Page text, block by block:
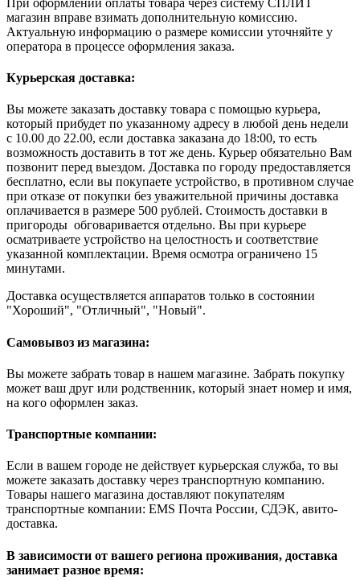
магазин вправе взимать дополнительную комиссию.
Актуальную информацию о размере комиссии уточняйте у
оператора в процессе оформления заказа.
Курьерская доставка:
Вы можете заказать доставку товара с помощью курьера,
который прибудет по указанному адресу в любой день недели
с 10.00 до 22.00, если доставка заказана до 18:00, то есть
возможность доставить в тот же день. Курьер обязательно Вам
позвонит перед выездом. Доставка по городу предоставляется
бесплатно, если вы покупаете устройство, в противном случае
при отказе от покупки без уважительной причины доставка
оплачивается в размере 500 рублей. Стоимость доставки в
пригороды обговаривается отдельно. Вы при курьере
осматриваете устройство на целостность и соответствие
указанной комплектации. Время осмотра ограничено 15
минутами.
Доставка осуществляется аппаратов только в состоянии
"Хороший", "Отличный", "Новый".
Самовывоз из магазина:
Вы можете забрать товар в нашем магазине. Забрать покупку
может ваш друг или родственник, который знает номер и имя,
на кого оформлен заказ.
Транспортные компании:
Если в вашем городе не действует курьерская служба, то вы
можете заказать доставку через транспортную компанию.
Товары нашего магазина доставляют покупателям
транспортные компании: EMS Почта России, СДЭК, авито-
доставка.
В зависимости от вашего региона проживания, доставка
занимает разное время: